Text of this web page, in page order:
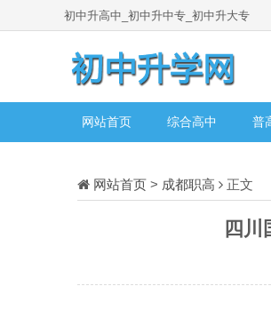
初中升高中_初中升中专_初中升大专
网站首页 综合高中 普
网站首页 > 成都职高 正文
四